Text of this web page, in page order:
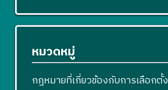
หมวดหมู่
กฎหมายที่เกี่ยวข้องกับการเลือกตั้ง